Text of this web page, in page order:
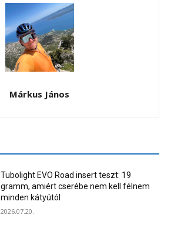
Márkus János
Tubolight EVO Road insert teszt: 19
gramm, amiért cserébe nem kell félnem
minden kátyútól
2026.07.20.